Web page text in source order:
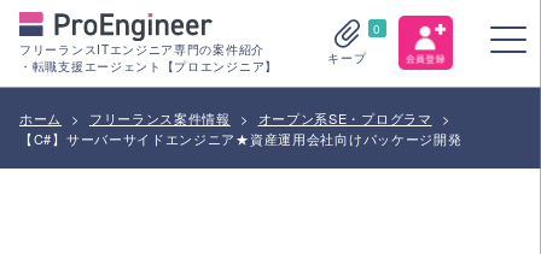
フリーランスITエンジニア専門の案件紹介
・転職支援エージェント【プロエンジニア】
0
キープ
ホーム > フリーランス案件情報 > オープン系SE・プログラマ
>
【C#】サーバーサイドエンジニア★資産運用会社向けパッケージ開発